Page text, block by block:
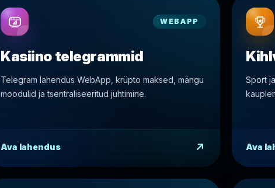
WEBAPP
Kasiino telegrammid
Telegram lahendus WebApp, krüpto maksed, mängu
moodulid ja tsentraliseeritud juhtimine.
Ava lahendus
Sport
Ava